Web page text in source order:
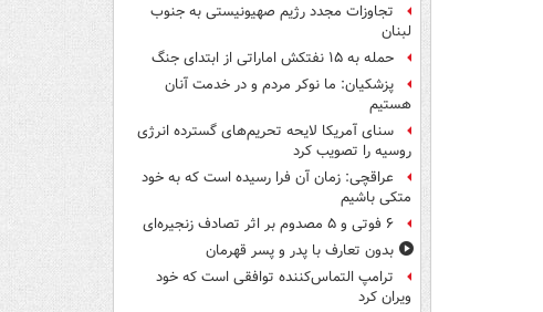
تجاوزات مجدد رژیم صهیونیستی به جنوب
لبنان
حمله به ۱۵ نفتکش‌ اماراتی از ابتدای جنگ
پزشکیان: ما نوکر مردم و در خدمت آنان
هستیم
سنای آمریکا لایحه تحریم‌های گسترده انرژی
روسیه را تصویب کرد
عراقچی: زمان آن فرا رسیده است که به خود
متکی باشیم
۶ فوتی و ۵ مصدوم بر اثر تصادف زنجیره‌ای
بدون تعارف با پدر و پسر قهرمان
ترامپ التماس‌کننده توافقی است که خود
ویران کرد